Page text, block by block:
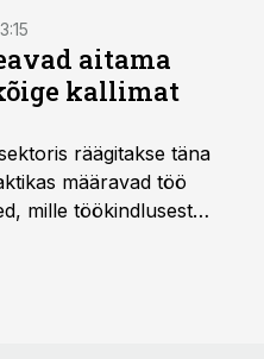
aitama
kallimat
räägitakse täna
määravad töö
mille töökindlusest